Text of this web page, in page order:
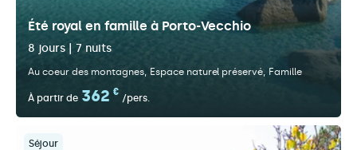
Été royal en famille à Porto-Vecchio
8 jours | 7 nuits
Au coeur des montagnes Espace naturel préservé Famille
À partir de 362 €
/pers.
Séjour